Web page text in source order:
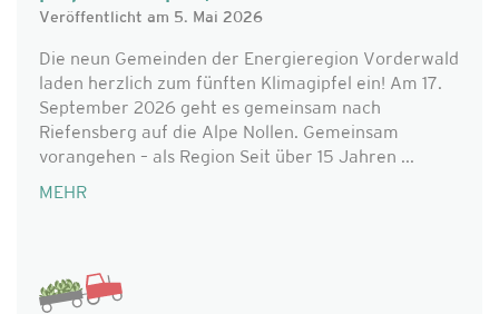
Veröffentlicht am 5. Mai 2026
Die neun Gemeinden der Energieregion Vorderwald
laden herzlich zum fünften Klimagipfel ein! Am 17.
September 2026 geht es gemeinsam nach
Riefensberg auf die Alpe Nollen. Gemeinsam
vorangehen – als Region Seit über 15 Jahren ...
MEHR